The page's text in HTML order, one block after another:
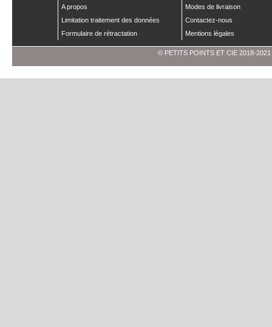
A propos
Modes de livraison
Limitation traitement des données
Contactez-nous
Formulaire de rétractation
Mentions légales
© PETITS POINTS ET CIE 2018-